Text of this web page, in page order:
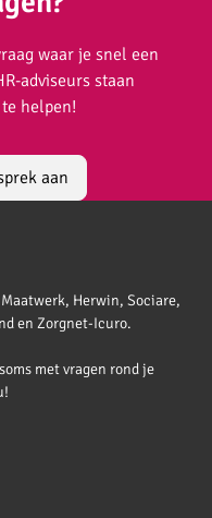
waar je snel een
adviseurs staan
helpen!
aan
Herwin, Sociare,
en Zorgnet-Icuro.
met vragen rond je